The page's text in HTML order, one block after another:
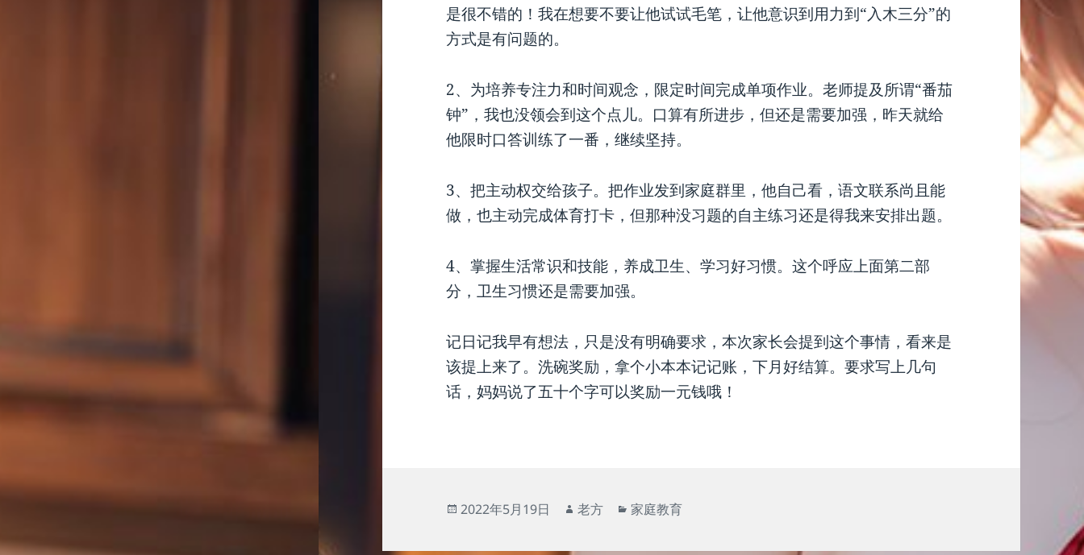
是很不错的！我在想要不要让他试试毛笔，让他意识到用力到“入木三分”的
方式是有问题的。
2、为培养专注力和时间观念，限定时间完成单项作业。老师提及所谓“番茄
钟”，我也没领会到这个点儿。口算有所进步，但还是需要加强，昨天就给
他限时口答训练了一番，继续坚持。
3、把主动权交给孩子。把作业发到家庭群里，他自己看，语文联系尚且能
做，也主动完成体育打卡，但那种没习题的自主练习还是得我来安排出题。
4、掌握生活常识和技能，养成卫生、学习好习惯。这个呼应上面第二部
分，卫生习惯还是需要加强。
记日记我早有想法，只是没有明确要求，本次家长会提到这个事情，看来是
该提上来了。洗碗奖励，拿个小本本记记账，下月好结算。要求写上几句
话，妈妈说了五十个字可以奖励一元钱哦！
发
于
2022年5月19日
作
老方
分
家庭教育